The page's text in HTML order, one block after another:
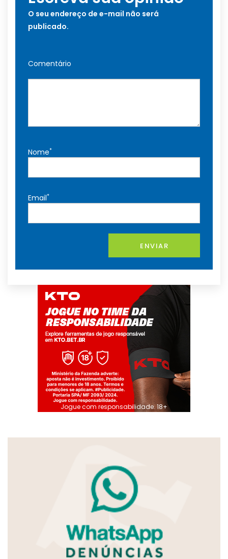
O seu endereço de e-mail não será
publicado.
Comentário
Nome*
Email*
ENVIAR
Jogue com responsabilidade. 18+